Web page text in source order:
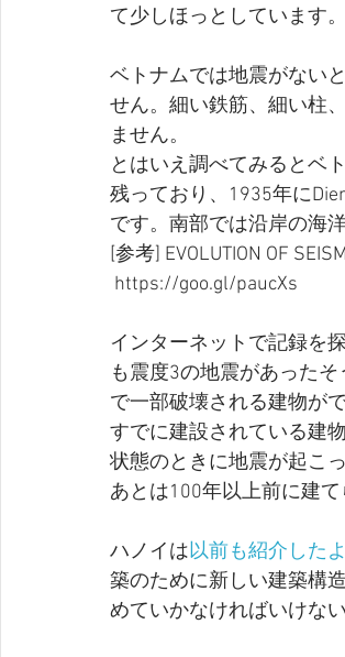
て少しほっとしています。
ベトナムでは地震がない
せん。細い鉄筋、細い柱
ません。
とはいえ調べてみるとベ
残っており、1935年に
です。南部では沿岸の海
[参考] EVOLUTION OF
https://goo.gl/paucXs
インターネットで記録を
も震度3の地震があった
で一部破壊される建物が
すでに建設されている建
状態のときに地震が起こ
あとは100年以上前に建
ハノイは以前も紹介した
築のために新しい建築構
めていかなければいけな